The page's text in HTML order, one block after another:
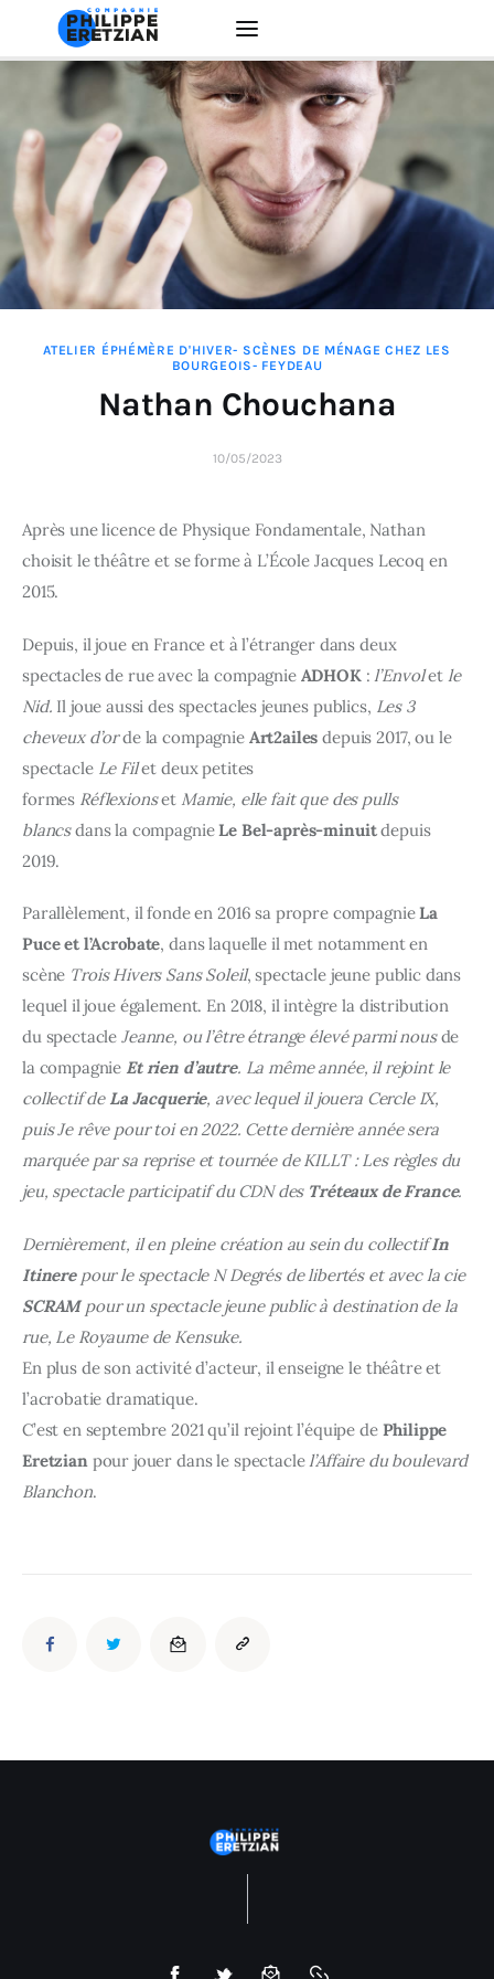
Accueil
Actualité
Créations
ATELIER ÉPHÉMÈRE D'HIVER- SCÈNES DE MÉNAGE CHEZ LES
BOURGEOIS- FEYDEAU
Nathan Chouchana
10/05/2023
Après une licence de Physique Fondamentale, Nathan
choisit le théâtre et se forme à L’École Jacques Lecoq en
2015.
Depuis, il joue en France et à l’étranger dans deux
spectacles de rue avec la compagnie ADHOK:l’Envolet le
Nid. Il joue aussi des spectacles jeunes publics, Les 3
cheveux d’orde la compagnie Art2ailes depuis 2017, ou le
spectacle Le Filet deux petites
formes Réflexionset Mamie, elle fait que des pulls
blancsdans la compagnieLe Bel-après-minuitdepuis
2019.
Parallèlement, il fonde en 2016 sa propre compagnieLa
Puce et l’Acrobate, dans laquelle il met notamment en
scène Trois Hivers Sans Soleil, spectacle jeune public dans
lequel il joue également. En 2018, il intègre la distribution
du spectacleJeanne, ou l’être étrange élevé parmi nousde
la compagnie Et rien d’autre. La même année, il rejoint le
collectif de La Jacquerie, avec lequel il joueraCercle IX,
puisJe rêve pour toien 2022. Cette dernière année sera
marquée par sa reprise et tournée deKILLT : Les règles du
jeu, spectacle participatif du CDN des Tréteaux de France.
Dernièrement, il en pleine création au sein du collectifIn
Itinerepour le spectacle N Degrés de libertéset avec la cie
SCRAMpour un spectacle jeune public à destination de la
rue, Le Royaume de Kensuke.
En plus de son activité d’acteur, il enseigne le théâtre et
l’acrobatie dramatique.
C’est en septembre 2021 qu’il rejoint l’équipe de Philippe
Eretzianpour jouer dans le spectaclel’Affaire du boulevard
Blanchon.